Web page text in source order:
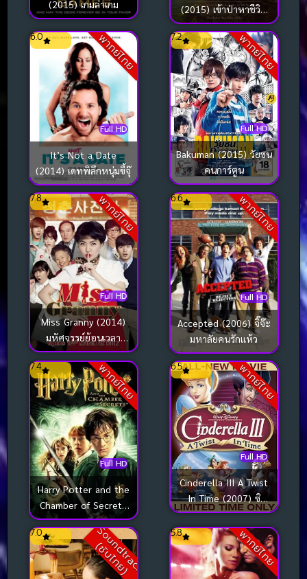
(2015) เกมล่าเกม
(2015) เข้าป่าหาชีวิต
ฉบับคนวัยดึก [ซับไทย]
พากย์ไทย
Full HD
6.0
It’s Not a Date
(2014) เดทพิลึกหนุ่มขี้จุ๊
พากย์ไทย
Full HD
7.2
Bakuman (2015) วัยซน
คนการ์ตูน
พากย์ไทย
Full HD
7.8
Miss Granny (2014)
มหัศจรรย์ย้อนเวลา
คุณย่าวัยใส
พากย์ไทย
Full HD
6.6
Accepted (2006) จิ๊จ๊ะ
มหาลัยคนรักแห้ว
พากย์ไทย
Full HD
7.4
Harry Potter and the
Chamber of Secrets
(2002) แฮร์รี่ พอตเตอร์
กับห้องแห่งความลับ
พากย์ไทย
Full HD
6.5
Cinderella III A Twist
In Time (2007) ซิ
นเดอเรลล่า 3 ตอน
เวทมนตร์เปลี่ยนอดีต
S
o
u
n
d
t
r
a
c
k
(
ซั
บ
ไ
ท
ย
)
7.0 พากย์ไทย
5.8